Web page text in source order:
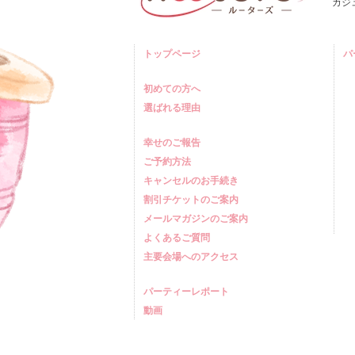
トップページ
初めての方へ
選ばれる理由
幸せのご報告
ご予約方法
キャンセルのお手続き
割引チケットのご案内
メールマガジンのご案内
よくあるご質問
主要会場へのアクセス
パーティーレポート
動画
パ